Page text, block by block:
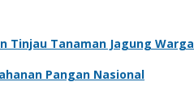
Tinjau Tanaman Jagung Warga
Pangan Nasional